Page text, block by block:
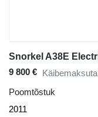
9 800 € Käibemaksuta
Poomtõstuk
2011